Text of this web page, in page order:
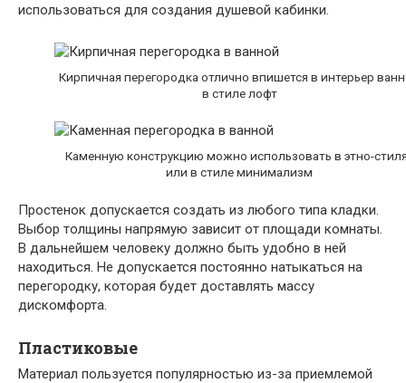
использоваться для создания душевой кабинки.
Кирпичная перегородка отлично впишется в интерьер
в стиле лофт
Каменную конструкцию можно использовать в этно-
или в стиле минимализм
Простенок допускается создать из любого типа кладки.
Выбор толщины напрямую зависит от площади комнаты.
В дальнейшем человеку должно быть удобно в ней
находиться. Не допускается постоянно натыкаться на
перегородку, которая будет доставлять массу
дискомфорта.
Пластиковые
Материал пользуется популярностью из-за приемлемой